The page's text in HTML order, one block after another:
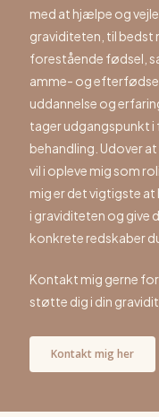
med at hjælpe og
graviditeten, til bedst
forestående fødsel,
amme- og
uddannelse og
tager udgangspunkt i
behandling. Udover
vil i opleve mig som
mig er det vigtigste
i graviditeten og give
konkrete redskaber
Kontakt mig gerne
støtte dig i din
Kontakt mig her